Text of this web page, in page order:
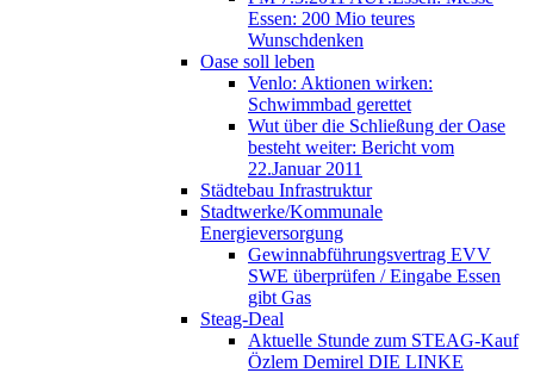
Essen: 200 Mio teures
Wunschdenken
Oase soll leben
Venlo: Aktionen wirken:
Schwimmbad gerettet
Wut über die Schließung der Oase
besteht weiter: Bericht vom
22.Januar 2011
Städtebau Infrastruktur
Stadtwerke/Kommunale
Energieversorgung
Gewinnabführungsvertrag EVV
SWE überprüfen / Eingabe Essen
gibt Gas
Steag-Deal
Aktuelle Stunde zum STEAG-Kauf
Özlem Demirel DIE LINKE